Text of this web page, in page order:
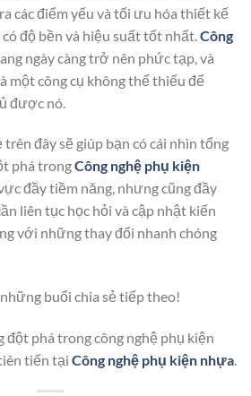
các điểm yếu và tối ưu hóa thiết kế
độ bền và hiệu suất tốt nhất. Công
ngày càng trở nên phức tạp, và
một công cụ không thể thiếu để
được nó.
đây sẽ giúp bạn có cái nhìn tổng
phá trongCông nghệ phụ kiện
đầy tiềm năng, nhưng cũng đầy
liên tục học hỏi và cập nhật kiến
với những thay đổi nhanh chóng
buổi chia sẻ tiếp theo!
đột phá trong công nghệ phụ kiện
tiến tại Công nghệ phụ kiện nhựa.